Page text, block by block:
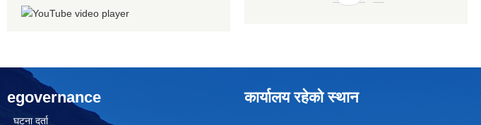
egovernance
घटना दर्ता
कार्यालय रहेको स्थान